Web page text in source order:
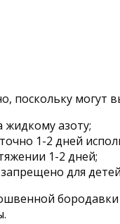
поскольку
азоту;
1-2 дней
1-2 дней;
для